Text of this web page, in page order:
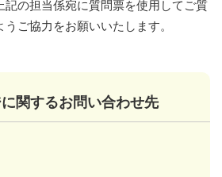
記の担当係宛に質問票を使用してご質
ご協力をお願いいたします。
関するお問い合わせ先